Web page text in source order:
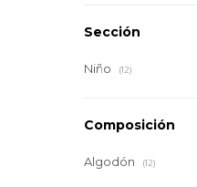
Sección
Niño (12)
Composición
Algodón (12)